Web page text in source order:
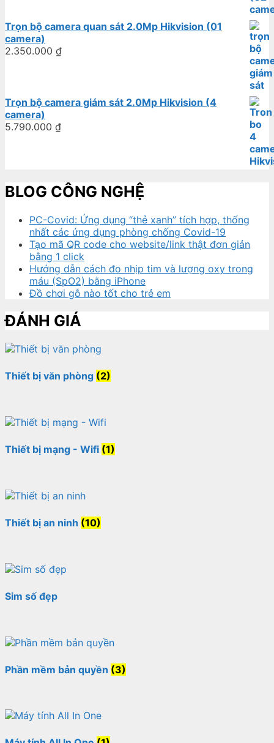
Trọn bộ camera quan sát 2.0Mp Hikvision (01
camera)
2.350.000 ₫
Trọn bộ camera giám sát 2.0Mp Hikvision (4
camera)
5.790.000 ₫
BLOG CÔNG NGHỆ
PC-Covid: Ứng dụng “thẻ xanh” tích hợp, thống
nhất các ứng dụng phòng chống Covid-19
Tạo mã QR code cho website/link thật đơn giản
bằng 1 click
Hướng dẫn cách đo nhịp tim và lượng oxy trong
máu (SpO2) bằng iPhone
Đồ chơi gỗ nào tốt cho trẻ em
ĐÁNH GIÁ
Thiết bị văn phòng (2)
Thiết bị mạng - Wifi (1)
Thiết bị an ninh (10)
Sim số đẹp
Phần mềm bản quyền (3)